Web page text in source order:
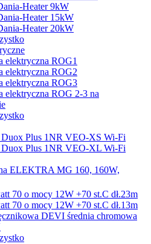
Heater 9kW
Heater 15kW
Heater 20kW
elektryczna ROG1
elektryczna ROG2
elektryczna ROG3
elektryczna ROG 2-3 na
Plus 1NR VEO-XS Wi-Fi
Plus 1NR VEO-XL Wi-Fi
ELEKTRA MG 160, 160W,
70 o mocy 12W +70 st.C dł.23m
70 o mocy 12W +70 st.C dł.13m
DEVI średnia chromowa